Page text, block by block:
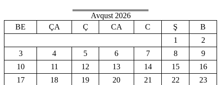
Avqust 2026
BE
ÇA Ç CA C Ş
B
1
2
3
4 5 6 7 8
9
10
11 12 13 14 15
16
17
18 19 20 21 22
23